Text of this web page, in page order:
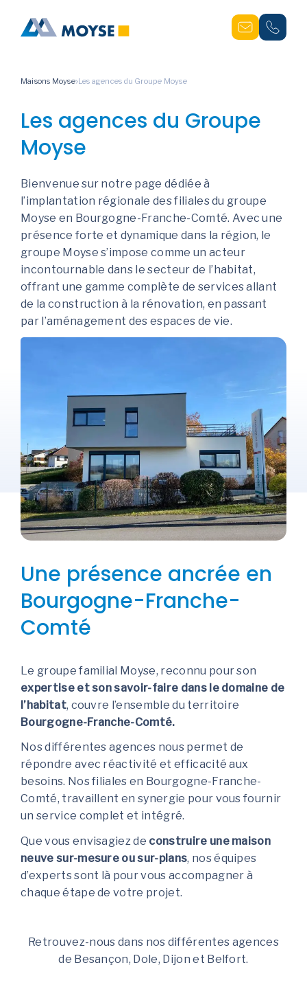
Maisons Moyse Les agences du Groupe Moyse
Les agences du Groupe
Moyse
Bienvenue sur notre page dédiée à
l’implantation régionale des filiales du groupe
Moyse en Bourgogne-Franche-Comté. Avec une
présence forte et dynamique dans la région, le
groupe Moyse s’impose comme un acteur
incontournable dans le secteur de l’habitat,
offrant une gamme complète de services allant
de la construction à la rénovation, en passant
par l’aménagement des espaces de vie.
Une présence ancrée en
Bourgogne-Franche-
Comté
Le groupe familial Moyse, reconnu pour son
expertise et son savoir-faire dans le domaine de
l’habitat, couvre l’ensemble du territoire
Bourgogne-Franche-Comté.
Nos différentes agences nous permet de
répondre avec réactivité et efficacité aux
besoins. Nos filiales en Bourgogne-Franche-
Comté, travaillent en synergie pour vous fournir
un service complet et intégré.
Que vous envisagiez de construire une maison
neuve sur-mesure ou sur-plans, nos équipes
d’experts sont là pour vous accompagner à
chaque étape de votre projet.
Retrouvez-nous dans nos différentes agences
de Besançon, Dole, Dijon et Belfort.